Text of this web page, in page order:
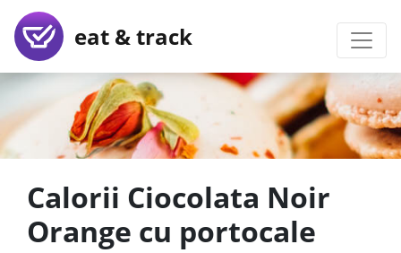
eat & track
Calorii Ciocolata Noir
Orange cu portocale